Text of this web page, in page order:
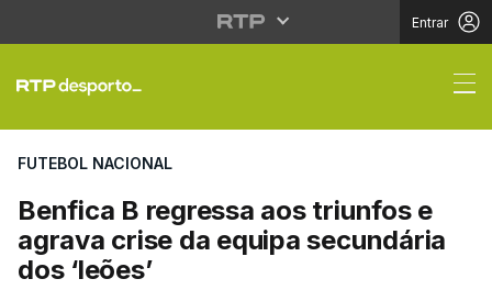
Entrar
Benfica B regressa
FUTEBOL NACIONAL
Benfica B regressa aos triunfos e
agrava crise da equipa secundária
dos ‘leões’